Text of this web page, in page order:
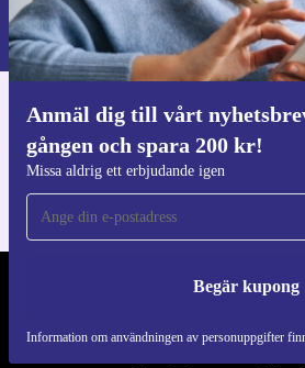
Anmäl dig till vårt
gången och spara 200 kr!
Missa aldrig ett erbjudande igen
Begär kupong
Information om användningen av personuppgifter
Information om användningen av
Integritetspolicy
Ladda ner
För iOS och Android
REFURBED SVERIGE -
FÖLJ OSS